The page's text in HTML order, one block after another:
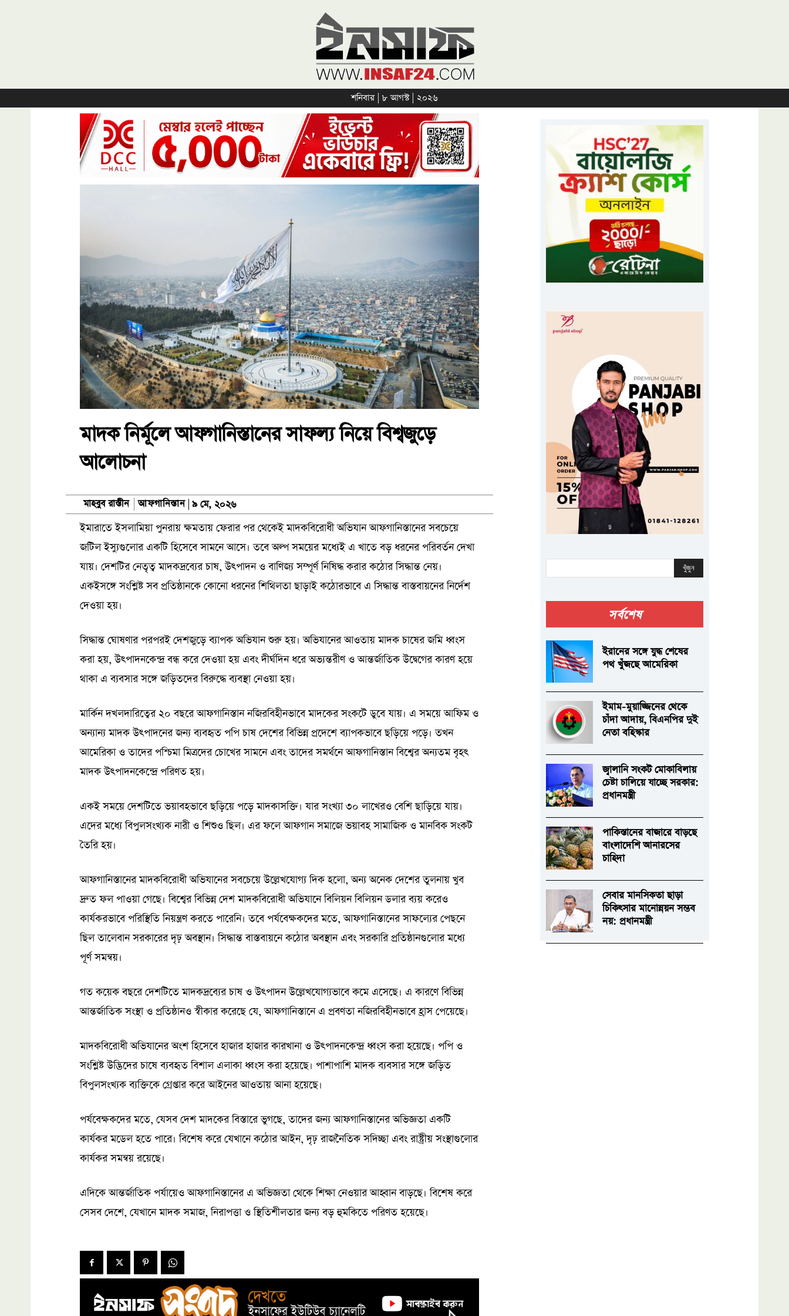
শনিবার | ৮ আগস্ট | ২০২৬
মাদক নির্মূলে আফগানিস্তানের সাফল্য নিয়ে বিশ্বজুড়ে
আলোচনা
মাহবুব রাস্তীন আফগানিস্তান ৯ মে, ২০২৬
ইমারাতে ইসলামিয়া পুনরায় ক্ষমতায় ফেরার পর থেকেই মাদকবিরোধী অভিযান আফগানিস্তানের সবচেয়ে
জটিল ইস্যুগুলোর একটি হিসেবে সামনে আসে। তবে অল্প সময়ের মধ্যেই এ খাতে বড় ধরনের পরিবর্তন দেখা
যায়। দেশটির নেতৃত্ব মাদকদ্রব্যের চাষ, উৎপাদন ও বাণিজ্য সম্পূর্ণ নিষিদ্ধ করার কঠোর সিদ্ধান্ত নেয়।
একইসঙ্গে সংশ্লিষ্ট সব প্রতিষ্ঠানকে কোনো ধরনের শিথিলতা ছাড়াই কঠোরভাবে এ সিদ্ধান্ত বাস্তবায়নের নির্দেশ
দেওয়া হয়।
সিদ্ধান্ত ঘোষণার পরপরই দেশজুড়ে ব্যাপক অভিযান শুরু হয়। অভিযানের আওতায় মাদক চাষের জমি ধ্বংস
করা হয়, উৎপাদনকেন্দ্র বন্ধ করে দেওয়া হয় এবং দীর্ঘদিন ধরে অভ্যন্তরীণ ও আন্তর্জাতিক উদ্বেগের কারণ হয়ে
থাকা এ ব্যবসার সঙ্গে জড়িতদের বিরুদ্ধে ব্যবস্থা নেওয়া হয়।
মার্কিন দখলদারিত্বের ২০ বছরে আফগানিস্তান নজিরবিহীনভাবে মাদকের সংকটে ডুবে যায়। এ সময়ে আফিম ও
অন্যান্য মাদক উৎপাদনের জন্য ব্যবহৃত পপি চাষ দেশের বিভিন্ন প্রদেশে ব্যাপকভাবে ছড়িয়ে পড়ে। তখন
আমেরিকা ও তাদের পশ্চিমা মিত্রদের চোখের সামনে এবং তাদের সমর্থনে আফগানিস্তান বিশ্বের অন্যতম বৃহৎ
মাদক উৎপাদনকেন্দ্রে পরিণত হয়।
একই সময়ে দেশটিতে ভয়াবহভাবে ছড়িয়ে পড়ে মাদকাসক্তি। যার সংখ্যা ৩০ লাখেরও বেশি ছাড়িয়ে যায়।
এদের মধ্যে বিপুলসংখ্যক নারী ও শিশুও ছিল। এর ফলে আফগান সমাজে ভয়াবহ সামাজিক ও মানবিক সংকট
তৈরি হয়।
আফগানিস্তানের মাদকবিরোধী অভিযানের সবচেয়ে উল্লেখযোগ্য দিক হলো, অন্য অনেক দেশের তুলনায় খুব
দ্রুত ফল পাওয়া গেছে। বিশ্বের বিভিন্ন দেশ মাদকবিরোধী অভিযানে বিলিয়ন বিলিয়ন ডলার ব্যয় করেও
কার্যকরভাবে পরিস্থিতি নিয়ন্ত্রণ করতে পারেনি। তবে পর্যবেক্ষকদের মতে, আফগানিস্তানের সাফল্যের পেছনে
ছিল তালেবান সরকারের দৃঢ় অবস্থান। সিদ্ধান্ত বাস্তবায়নে কঠোর অবস্থান এবং সরকারি প্রতিষ্ঠানগুলোর মধ্যে
পূর্ণ সমন্বয়।
গত কয়েক বছরে দেশটিতে মাদকদ্রব্যের চাষ ও উৎপাদন উল্লেখযোগ্যভাবে কমে এসেছে। এ কারণে বিভিন্ন
আন্তর্জাতিক সংস্থা ও প্রতিষ্ঠানও স্বীকার করেছে যে, আফগানিস্তানে এ প্রবণতা নজিরবিহীনভাবে হ্রাস পেয়েছে।
মাদকবিরোধী অভিযানের অংশ হিসেবে হাজার হাজার কারখানা ও উৎপাদনকেন্দ্র ধ্বংস করা হয়েছে। পপি ও
সংশ্লিষ্ট উদ্ভিদের চাষে ব্যবহৃত বিশাল এলাকা ধ্বংস করা হয়েছে। পাশাপাশি মাদক ব্যবসার সঙ্গে জড়িত
বিপুলসংখ্যক ব্যক্তিকে গ্রেপ্তার করে আইনের আওতায় আনা হয়েছে।
পর্যবেক্ষকদের মতে, যেসব দেশ মাদকের বিস্তারে ভুগছে, তাদের জন্য আফগানিস্তানের অভিজ্ঞতা একটি
কার্যকর মডেল হতে পারে। বিশেষ করে যেখানে কঠোর আইন, দৃঢ় রাজনৈতিক সদিচ্ছা এবং রাষ্ট্রীয় সংস্থাগুলোর
কার্যকর সমন্বয় রয়েছে।
এদিকে আন্তর্জাতিক পর্যায়েও আফগানিস্তানের এ অভিজ্ঞতা থেকে শিক্ষা নেওয়ার আহ্বান বাড়ছে। বিশেষ করে
সেসব দেশে, যেখানে মাদক সমাজ, নিরাপত্তা ও স্থিতিশীলতার জন্য বড় হুমকিতে পরিণত হয়েছে।
খুঁজুন
সর্বশেষ
ইরানের সঙ্গে যুদ্ধ শেষের
পথ খুঁজছে আমেরিকা
ইমাম-মুয়াজ্জিনের থেকে
চাঁদা আদায়, বিএনপির দুই
নেতা বহিস্কার
জ্বালানি সংকট মোকাবিলায়
চেষ্টা চালিয়ে যাচ্ছে সরকার:
প্রধানমন্ত্রী
পাকিস্তানের বাজারে বাড়ছে
বাংলাদেশি আনারসের
চাহিদা
সেবার মানসিকতা ছাড়া
চিকিৎসার মানোন্নয়ন সম্ভব
নয়: প্রধানমন্ত্রী